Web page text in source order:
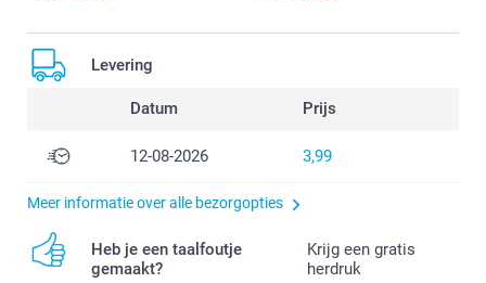
Levering
Datum Prijs
12-08-2026 3,99
Meer informatie over alle bezorgopties
Heb je een taalfoutje
gemaakt?
Krijg een gratis
herdruk